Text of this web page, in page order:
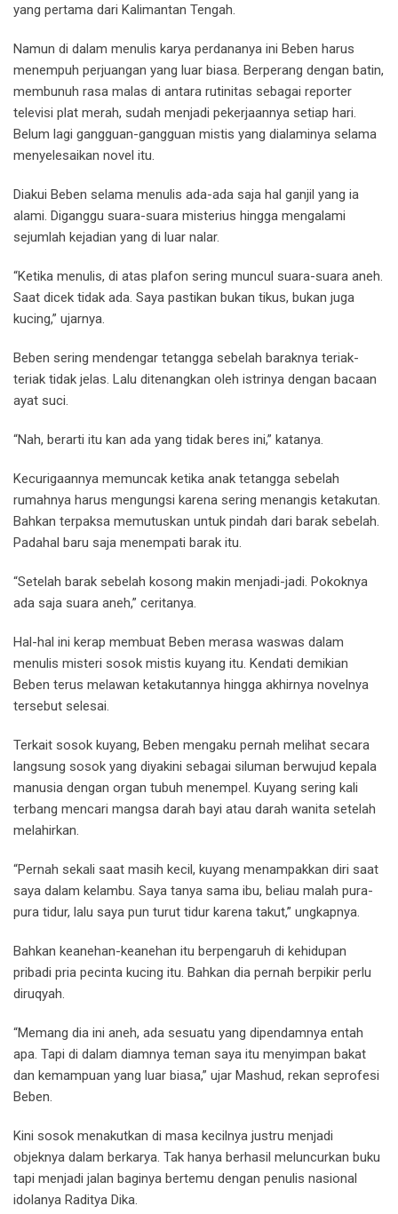
yang pertama dari Kalimantan Tengah.
Namun di dalam menulis karya perdananya ini Beben harus
menempuh perjuangan yang luar biasa. Berperang dengan batin,
membunuh rasa malas di antara rutinitas sebagai reporter
televisi plat merah, sudah menjadi pekerjaannya setiap hari.
Belum lagi gangguan-gangguan mistis yang dialaminya selama
menyelesaikan novel itu.
Diakui Beben selama menulis ada-ada saja hal ganjil yang ia
alami. Diganggu suara-suara misterius hingga mengalami
sejumlah kejadian yang di luar nalar.
“Ketika menulis, di atas plafon sering muncul suara-suara aneh.
Saat dicek tidak ada. Saya pastikan bukan tikus, bukan juga
kucing,” ujarnya.
Beben sering mendengar tetangga sebelah baraknya teriak-
teriak tidak jelas. Lalu ditenangkan oleh istrinya dengan bacaan
ayat suci.
“Nah, berarti itu kan ada yang tidak beres ini,” katanya.
Kecurigaannya memuncak ketika anak tetangga sebelah
rumahnya harus mengungsi karena sering menangis ketakutan.
Bahkan terpaksa memutuskan untuk pindah dari barak sebelah.
Padahal baru saja menempati barak itu.
“Setelah barak sebelah kosong makin menjadi-jadi. Pokoknya
ada saja suara aneh,” ceritanya.
Hal-hal ini kerap membuat Beben merasa waswas dalam
menulis misteri sosok mistis kuyang itu. Kendati demikian
Beben terus melawan ketakutannya hingga akhirnya novelnya
tersebut selesai.
Terkait sosok kuyang, Beben mengaku pernah melihat secara
langsung sosok yang diyakini sebagai siluman berwujud kepala
manusia dengan organ tubuh menempel. Kuyang sering kali
terbang mencari mangsa darah bayi atau darah wanita setelah
melahirkan.
“Pernah sekali saat masih kecil, kuyang menampakkan diri saat
saya dalam kelambu. Saya tanya sama ibu, beliau malah pura-
pura tidur, lalu saya pun turut tidur karena takut,” ungkapnya.
Bahkan keanehan-keanehan itu berpengaruh di kehidupan
pribadi pria pecinta kucing itu. Bahkan dia pernah berpikir perlu
diruqyah.
“Memang dia ini aneh, ada sesuatu yang dipendamnya entah
apa. Tapi di dalam diamnya teman saya itu menyimpan bakat
dan kemampuan yang luar biasa,” ujar Mashud, rekan seprofesi
Beben.
Kini sosok menakutkan di masa kecilnya justru menjadi
objeknya dalam berkarya. Tak hanya berhasil meluncurkan buku
tapi menjadi jalan baginya bertemu dengan penulis nasional
idolanya Raditya Dika.